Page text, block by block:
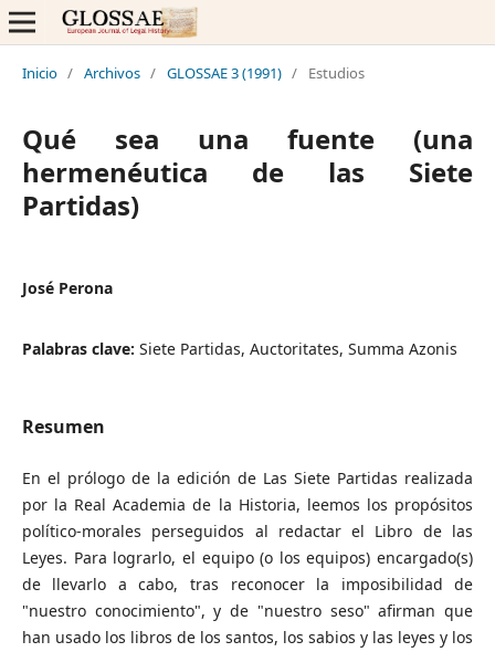
Inicio / Archivos / GLOSSAE 3 (1991) / Estudios
Qué sea una fuente (una
hermenéutica de las Siete
Partidas)
José Perona
Palabras clave: Siete Partidas, Auctoritates, Summa Azonis
Resumen
En el prólogo de la edición de Las Siete Partidas realizada
por la Real Academia de la Historia, leemos los propósitos
político-morales perseguidos al redactar el Libro de las
Leyes. Para lograrlo, el equipo (o los equipos) encargado(s)
de llevarlo a cabo, tras reconocer la imposibilidad de
"nuestro conocimiento", y de "nuestro seso" afirman que
han usado los libros de los santos, los sabios y las leyes y los